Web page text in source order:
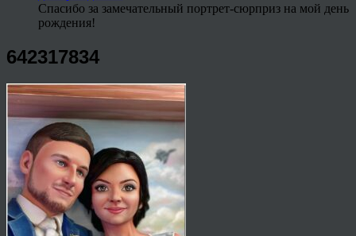
Спасибо за замечательный портрет-сюрприз на мой день
рождения!
642317834